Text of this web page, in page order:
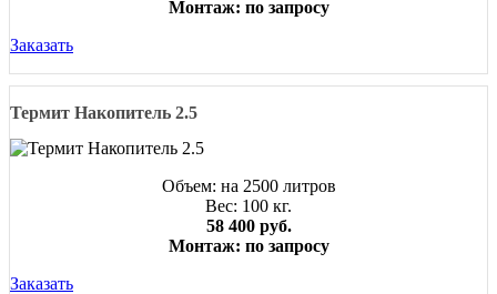
Монтаж: по запросу
Заказать
Термит Накопитель 2.5
Объем: на 2500 литров
Вес: 100 кг.
58 400 руб.
Монтаж: по запросу
Заказать